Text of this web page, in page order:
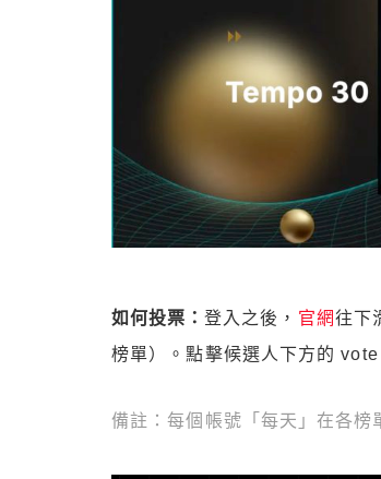
如何投票： 登入之後， 官網往下
榜單）。點擊候選人下方的
備註：每個帳號「每天」在各